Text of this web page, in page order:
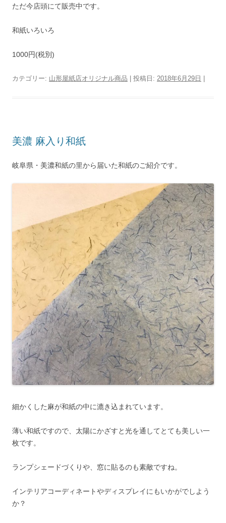
ただ今店頭にて販売中です。
和紙いろいろ
1000円(税別)
カテゴリー: 山形屋紙店オリジナル商品 | 投稿日: 2018年6月29日
美濃 麻入り和紙
岐阜県・美濃和紙の里から届いた和紙のご紹介です。
細かくした麻が和紙の中に漉き込まれています。
薄い和紙ですので、太陽にかざすと光を通してとても美しい一
枚です。
ランプシェードづくりや、窓に貼るのも素敵ですね。
インテリアコーディネートやディスプレイにもいかがでしよう
か？